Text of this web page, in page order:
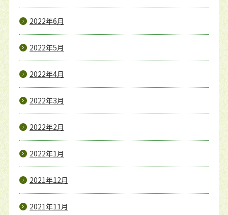
2022年6月
2022年5月
2022年4月
2022年3月
2022年2月
2022年1月
2021年12月
2021年11月